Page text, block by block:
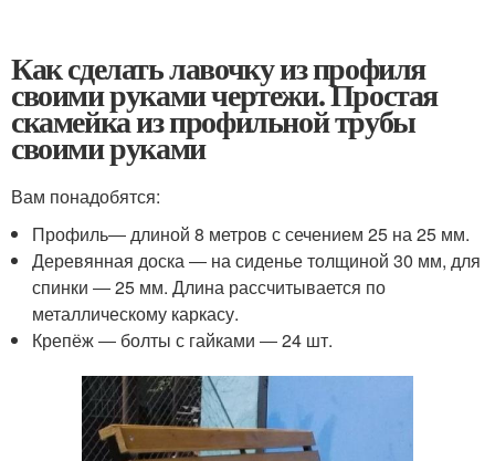
Как сделать лавочку из профиля
своими руками чертежи. Простая
скамейка из профильной трубы
своими руками
Вам понадобятся:
Профиль― длиной 8 метров с сечением 25 на 25 мм.
Деревянная доска ― на сиденье толщиной 30 мм, для
спинки ― 25 мм. Длина рассчитывается по
металлическому каркасу.
Крепёж ― болты с гайками ― 24 шт.